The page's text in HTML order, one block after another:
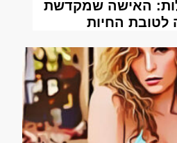
האישה שמקדשת
לטובת החיות